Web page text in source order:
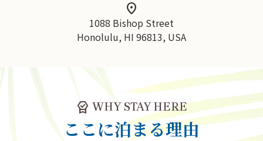
location_on
1088 Bishop Street
Honolulu, HI 96813, USA
editor_choice WHY STAY HERE
ここに泊まる理由